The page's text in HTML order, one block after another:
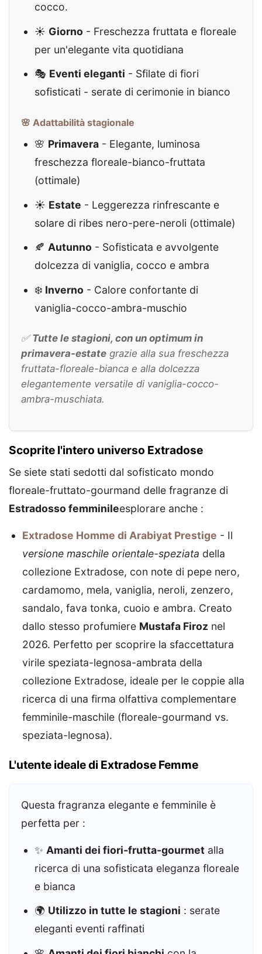
cocco.
☀️ Giorno - Freschezza fruttata e floreale
per un'elegante vita quotidiana
🎭 Eventi eleganti - Sfilate di fiori
sofisticati - serate di cerimonie in bianco
🌸 Adattabilità stagionale
🌸 Primavera- Elegante, luminosa
freschezza floreale-bianco-fruttata
(ottimale)
☀️ Estate - Leggerezza rinfrescante e
solare di ribes nero-pere-neroli (ottimale)
🍂 Autunno - Sofisticata e avvolgente
dolcezza di vaniglia, cocco e ambra
❄️ Inverno - Calore confortante di
vaniglia-cocco-ambra-muschio
✅Tutte le stagioni, con un optimum in
primavera-estate grazie alla sua freschezza
fruttata-floreale-bianca e alla dolcezza
elegantemente versatile di vaniglia-cocco-
ambra-muschiata.
Scoprite l'intero universo Extradose
Se siete stati sedotti dal sofisticato mondo
floreale-fruttato-gourmand delle fragranze di
Estradosso femminileesplorare anche :
Extradose Homme di Arabiyat Prestige - Il
versione maschile orientale-speziata della
collezione Extradose, con note di pepe nero,
cardamomo, mela, vaniglia, neroli, zenzero,
sandalo, fava tonka, cuoio e ambra. Creato
dallo stesso profumiere Mustafa Firoz nel
2026. Perfetto per scoprire la sfaccettatura
virile speziata-legnosa-ambrata della
collezione Extradose, ideale per le coppie alla
ricerca di una firma olfattiva complementare
femminile-maschile (floreale-gourmand vs.
speziata-legnosa).
L'utente ideale di Extradose Femme
Questa fragranza elegante e femminile è
perfetta per :
✨ Amanti dei fiori-frutta-gourmetalla
ricerca di una sofisticata eleganza floreale
e bianca
🌍 Utilizzo in tutte le stagioni : serate
eleganti eventi raffinati